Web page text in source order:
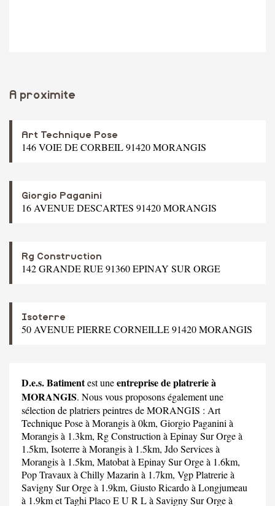
A proximite
Art Technique Pose
146 VOIE DE CORBEIL 91420 MORANGIS
Giorgio Paganini
16 AVENUE DESCARTES 91420 MORANGIS
Rg Construction
142 GRANDE RUE 91360 EPINAY SUR ORGE
Isoterre
50 AVENUE PIERRE CORNEILLE 91420 MORANGIS
D.e.s. Batimentest uneentreprise de platrerie à
MORANGIS. Nous vous proposons également une
sélection de platriers peintres de MORANGIS : Art
Technique Poseà Morangis à 0km, Giorgio Paganini à
Morangis à 1.3km, Rg Construction à Epinay Sur Orge à
1.5km, Isoterreà Morangis à 1.5km, Jdo Servicesà
Morangis à 1.5km, Matobatà Epinay Sur Orge à 1.6km,
Pop Travaux à Chilly Mazarin à 1.7km, Vgp Platrerieà
Savigny Sur Orge à 1.9km, Giusto Ricardoà Longjumeau
à 1.9km etTaghi Placo E U R Là Savigny Sur Orge à